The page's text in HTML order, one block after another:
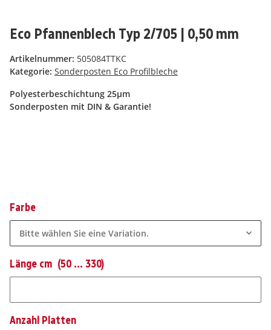
Eco Pfannenblech Typ 2/705 | 0,50 mm
Artikelnummer: 505084TTKC
Kategorie: Sonderposten Eco Profilbleche
Polyesterbeschichtung 25µm
Sonderposten mit DIN & Garantie!
Farbe
Bitte wählen Sie eine Variation.
Länge cm (50 ... 330)
Anzahl Platten